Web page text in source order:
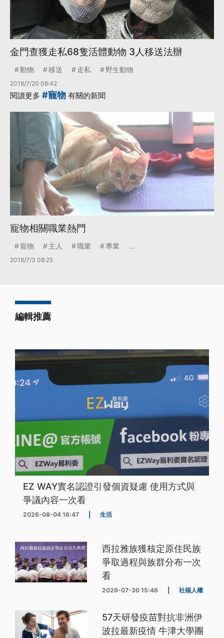
金門查獲走私68隻活體動物 3人移送法辦
動物 移送 走私 野生動物
2018/7/20 08:42
閱讀更多 #寵物 有關的新聞
寵物相關職業熱門
寵物 主人 職業 專業 ...
2018/7/3 08:25
編輯推薦
EZ WAY實名認證引發個資疑慮 使用方式與
爭議內容一次看
2026-08-04 16:47 生活
西拉雅族獲核定原住民族
爭取過程與族群分布一次
看
2026-07-30 15:46 社福人權
57天研發疫苗對抗非洲伊
波拉最新疫情 牛津大學團